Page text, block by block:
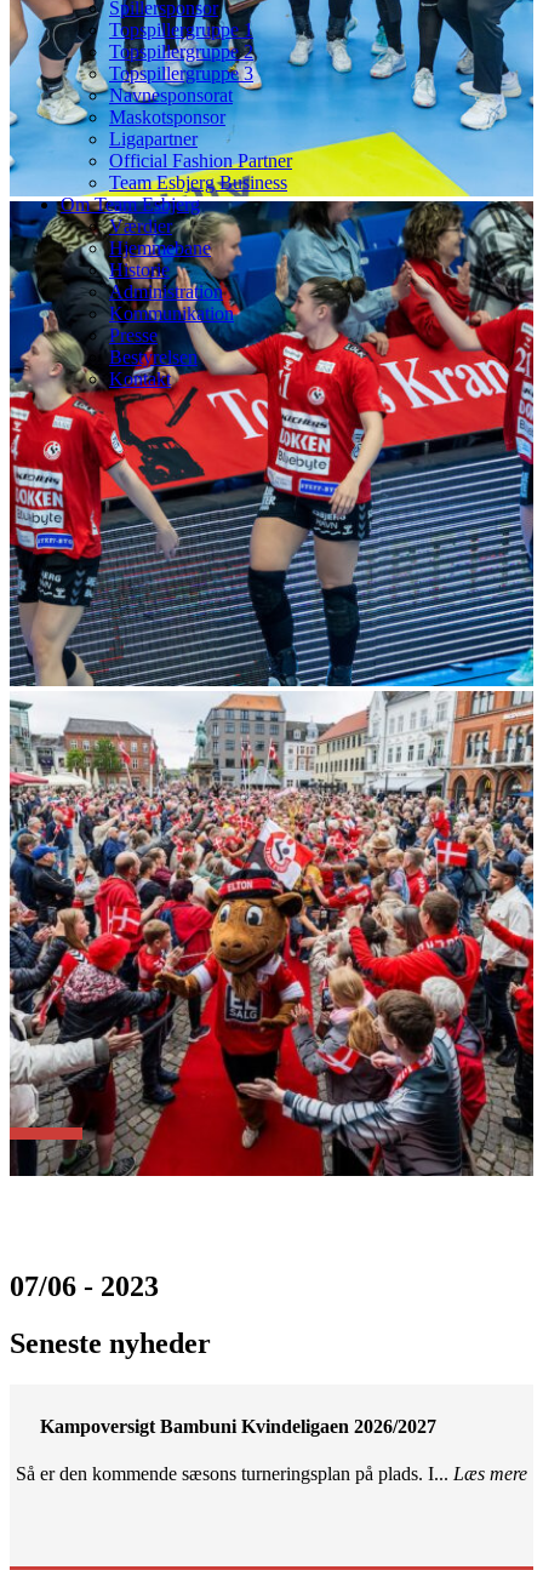
Spillersponsor
Topspillergruppe 1
Topspillergruppe 2
Topspillergruppe 3
Navnesponsorat
Maskotsponsor
Ligapartner
Official Fashion Partner
Team Esbjerg Business
Om Team Esbjerg
Værdier
Hjemmebane
Historie
Administration
Kommunikation
Presse
Bestyrelsen
Kontakt
07/06 - 2023
Seneste nyheder
Kampoversigt Bambuni Kvindeligaen 2026/2027
Så er den kommende sæsons turneringsplan på plads. I... Læs mere